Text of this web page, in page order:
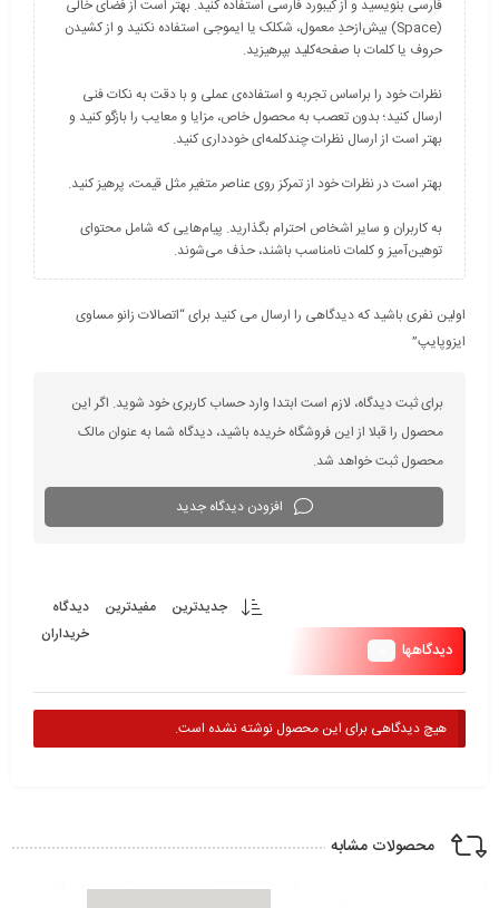
فارسی بنویسید و از کیبورد فارسی استفاده کنید. بهتر است از فضای خالی
(Space) بیش‌از‌حدِ معمول، شکلک یا ایموجی استفاده نکنید و از کشیدن
نظرات خود را براساس تجربه و استفاده‌ی عملی و با دقت به نکات فنی
ارسال کنید؛ بدون تعصب به محصول خاص، مزایا و معایب را بازگو کنید و
به کاربران و سایر اشخاص احترام بگذارید. پیام‌هایی که شامل محتوای
توهین‌آمیز و کلمات نامناسب باشند، حذف می‌شوند.
اولین نفری باشید که دیدگاهی را ارسال می کنید برای “اتصالات زاﻧﻮ ﻣﺴﺎوی
ایزوپایپ”
برای ثبت دیدگاه، لازم است ابتدا وارد حساب کاربری خود شوید. اگر این
محصول را قبلا از این فروشگاه خریده باشید، دیدگاه شما به عنوان مالک
محصول ثبت خواهد شد.
افزودن دیدگاه جدید
دیدگاهها
جدیدترین مفیدترین
دیدگاه
خریداران
هیچ دیدگاهی برای این محصول نوشته نشده است.
محصولات مشابه